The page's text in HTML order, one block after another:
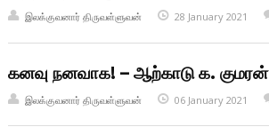
இலக்குவனார் திருவள்ளுவன் 28 January 2021
கனவு நனவாக! – ஆற்காடு க. குமரன்
இலக்குவனார் திருவள்ளுவன் 06 January 2021